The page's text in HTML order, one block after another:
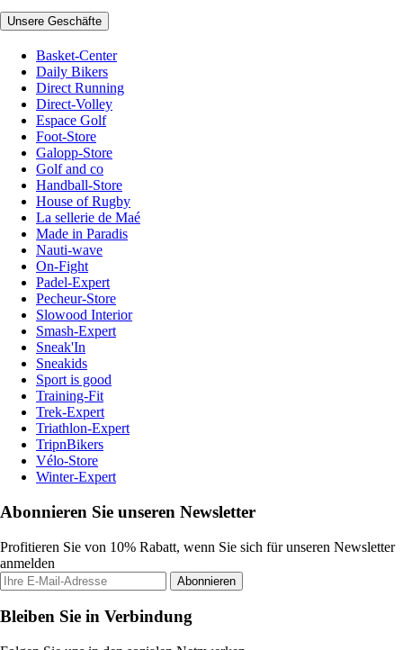
Unsere Geschäfte
Basket-Center
Daily Bikers
Direct Running
Direct-Volley
Espace Golf
Foot-Store
Galopp-Store
Golf and co
Handball-Store
House of Rugby
La sellerie de Maé
Made in Paradis
Nauti-wave
On-Fight
Padel-Expert
Pecheur-Store
Slowood Interior
Smash-Expert
Sneak'In
Sneakids
Sport is good
Training-Fit
Trek-Expert
Triathlon-Expert
TripnBikers
Vélo-Store
Winter-Expert
Abonnieren Sie unseren Newsletter
Profitieren Sie von 10% Rabatt, wenn Sie sich für unseren Newsletter
anmelden
Abonnieren
Bleiben Sie in Verbindung